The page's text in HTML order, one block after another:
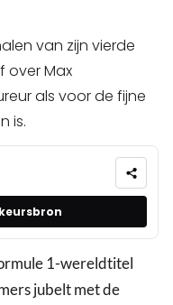
van zijn vierde
over Max
als voor de fijne
is.
1-wereldtitel
jubelt met de